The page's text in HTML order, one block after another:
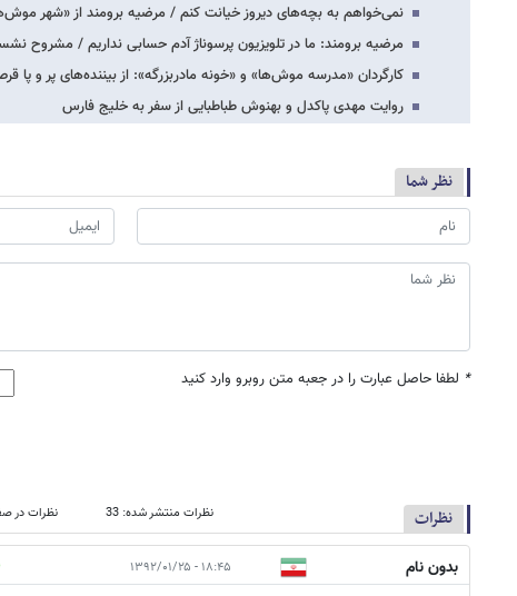
نمی‌خواهم به بچه‌های دیروز خیانت کنم / مرضیه برومند از «شهر موش‌ها 2»
مرضیه برومند: ما در تلویزیون پرسوناژ آدم حسابی نداریم / مشروح
کارگردان «مدرسه موش‌ها» و «خونه مادربزرگه»: از بیننده‌های پر‌ و پا
روایت مهدی پاکدل و بهنوش طباطبایی از سفر به خلیج فارس
نظر شما
* لطفا حاصل عبارت را در جعبه متن روبرو وارد کنید
نظرات نظرات منتشر شده: 33 نظرات در
بدون نام ۱۸:۴۵ - ۱۳۹۲/۰۱/۲۵